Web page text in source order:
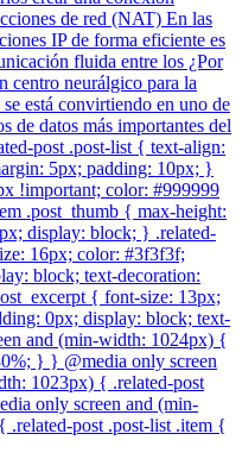
de red (NAT) En las
IP de forma eficiente es
fluida entre los ¿Por
centro neurálgico para la
está convirtiendo en uno de
de datos más importantes del
post .post-list { text-align:
5px; padding: 10px; }
!important; color: #999999
.post_thumb { max-height:
display: block; } .related-
16px; color: #3f3f3f;
block; text-decoration:
{ font-size: 13px;
0px; display: block; text-
and (min-width: 1024px) {
} } @media only screen
1023px) { .related-post
only screen and (min-
post .post-list .item {